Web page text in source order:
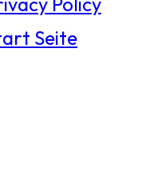
Seite